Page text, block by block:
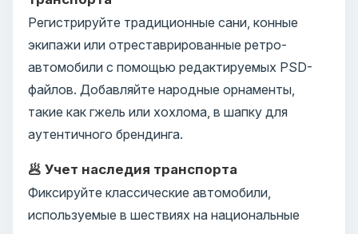
Регистрируйте традиционные сани, конные
экипажи или отреставрированные ретро-
автомобили с помощью редактируемых PSD-
файлов. Добавляйте народные орнаменты,
такие как гжель или хохлома, в шапку для
аутентичного брендинга.
🥟 Учет наследия транспорта
Фиксируйте классические автомобили,
используемые в шествиях на национальные